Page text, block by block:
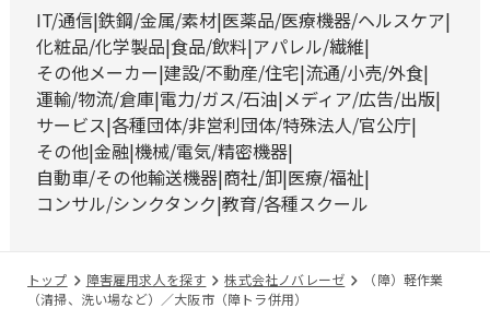
IT/通信 鉄鋼/金属/素材 医薬品/医療機器/ヘルスケア
化粧品/化学製品 食品/飲料 アパレル/繊維
その他メーカー 建設/不動産/住宅 流通/小売/外食
運輸/物流/倉庫 電力/ガス/石油 メディア/広告/出版
サービス 各種団体/非営利団体/特殊法人/官公庁
その他 金融 機械/電気/精密機器
自動車/その他輸送機器 商社/卸 医療/福祉
コンサル/シンクタンク 教育/各種スクール
トップ 障害雇用求人を探す 株式会社ノバレーゼ
（障）軽作業
（清掃、洗い場など）／大阪市（障トラ併用）